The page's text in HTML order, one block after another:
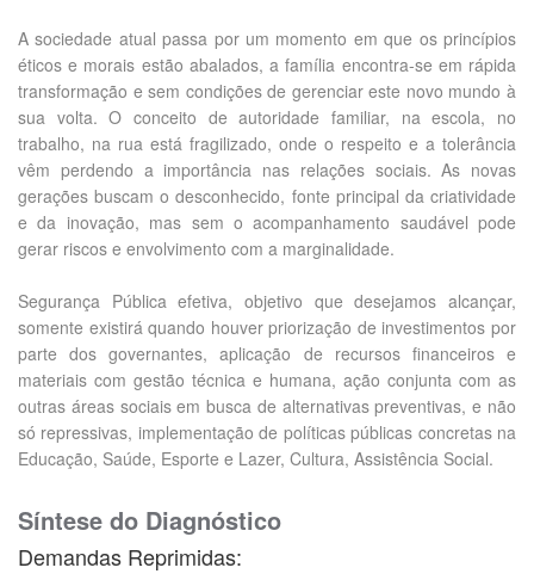
A sociedade atual passa por um momento em que os princípios
éticos e morais estão abalados, a família encontra-se em rápida
transformação e sem condições de gerenciar este novo mundo à
sua volta. O conceito de autoridade familiar, na escola, no
trabalho, na rua está fragilizado, onde o respeito e a tolerância
vêm perdendo a importância nas relações sociais. As novas
gerações buscam o desconhecido, fonte principal da criatividade
e da inovação, mas sem o acompanhamento saudável pode
gerar riscos e envolvimento com a marginalidade.
Segurança Pública efetiva, objetivo que desejamos alcançar,
somente existirá quando houver priorização de investimentos por
parte dos governantes, aplicação de recursos financeiros e
materiais com gestão técnica e humana, ação conjunta com as
outras áreas sociais em busca de alternativas preventivas, e não
só repressivas, implementação de políticas públicas concretas na
Educação, Saúde, Esporte e Lazer, Cultura, Assistência Social.
Síntese do Diagnóstico
Demandas Reprimidas: